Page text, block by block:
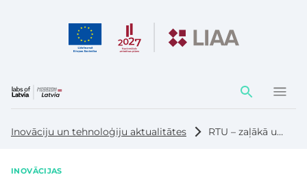
Darbības
elementi
Inovāciju un tehnoloģiju aktualitātes RTU – zaļākā universitāte Baltijā
INOVĀCIJAS